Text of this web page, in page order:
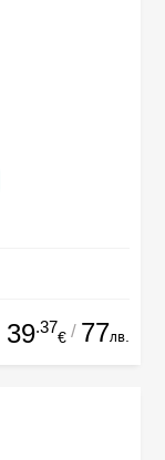
39.37
€ / 77лв.